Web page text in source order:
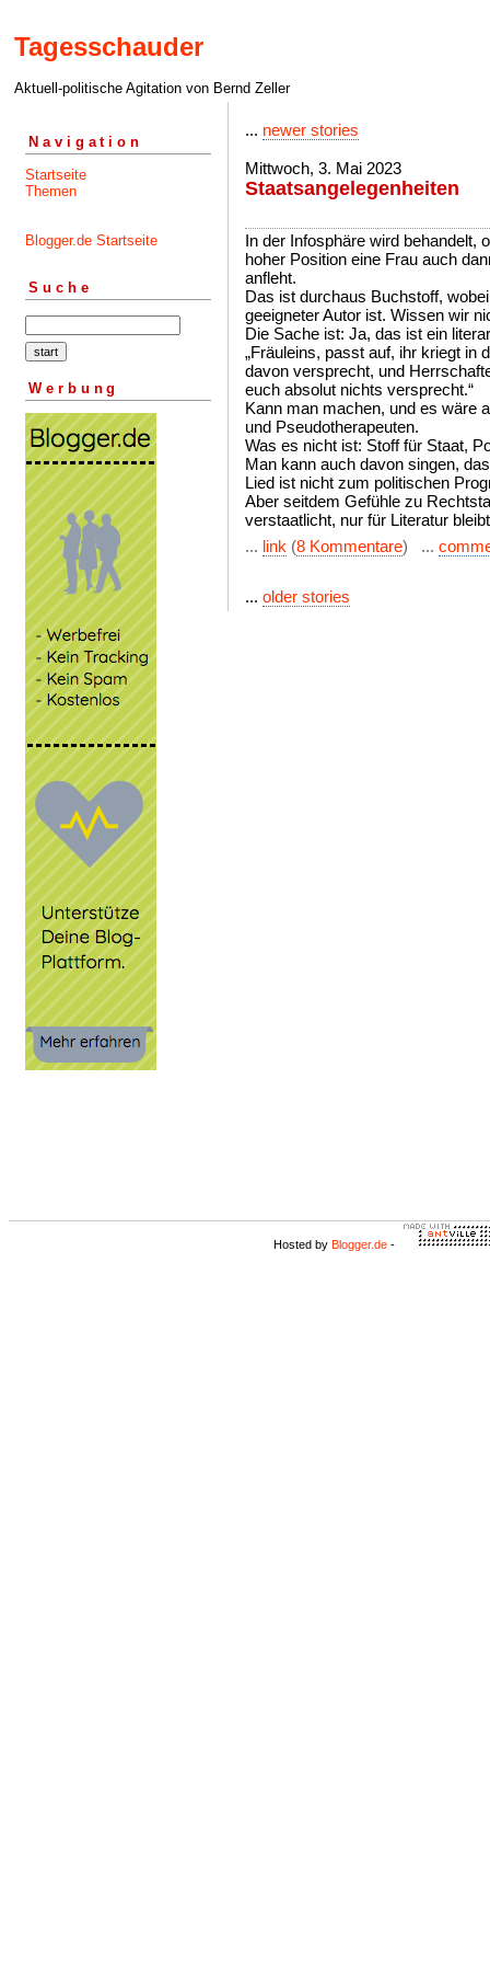
Tagesschauder
Aktuell-politische Agitation von Bernd Zeller
Navigation
Startseite
Themen
Blogger.de Startseite
Suche
Werbung
... newer stories
Mittwoch, 3. Mai 2023
Staatsangelegenheiten
In der Infosphäre wird behandelt,
hoher Position eine Frau auch
anfleht.
Das ist durchaus Buchstoff,
geeigneter Autor ist. Wissen wir
Die Sache ist: Ja, das ist ein
„Fräuleins, passt auf, ihr kriegt in
davon versprecht, und
euch absolut nichts versprecht.“
Kann man machen, und es wäre
und Pseudotherapeuten.
Was es nicht ist: Stoff für Staat,
Man kann auch davon singen,
Lied ist nicht zum politischen
Aber seitdem Gefühle zu
verstaatlicht, nur für Literatur
... link (8 Kommentare) ...
... older stories
Hosted by Blogger.de -